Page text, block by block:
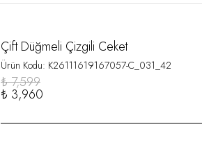
Çift Düğmeli Çizgili Ceket
Ürün Kodu: K26111619167057-C_031_42
₺ 7,599
₺ 3,960